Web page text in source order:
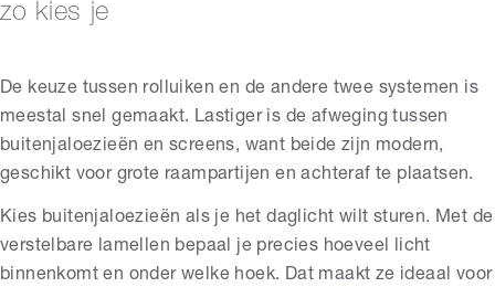
zo kies je
De keuze tussen rolluiken en de andere twee systemen is
meestal snel gemaakt. Lastiger is de afweging tussen
buitenjaloezieën en screens, want beide zijn modern,
geschikt voor grote raampartijen en achteraf te plaatsen.
Kies buitenjaloezieën als je het daglicht wilt sturen. Met de
verstelbare lamellen bepaal je precies hoeveel licht
binnenkomt en onder welke hoek. Dat maakt ze ideaal voor